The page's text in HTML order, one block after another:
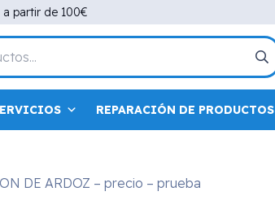
partir de 100€
REPARACIÓN DE PRODUCTOS
DE ARDOZ – precio – prueba